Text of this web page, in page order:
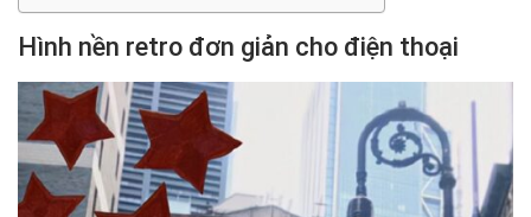
Hình nền retro đơn giản cho điện thoại